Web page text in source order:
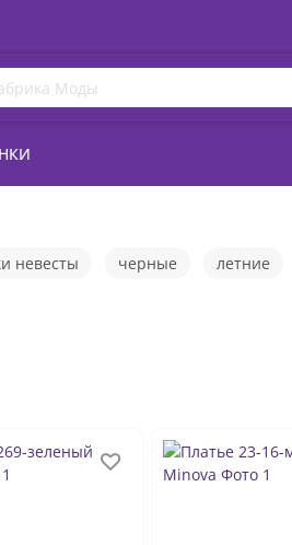
невесты черные летние